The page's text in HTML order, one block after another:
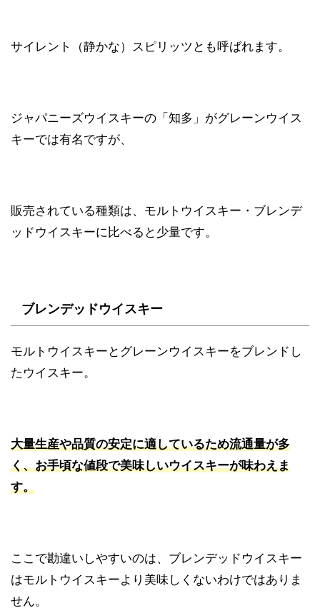
サイレント（静かな）スピリッツとも呼ばれます。
ジャパニーズウイスキーの「知多」がグレーンウイス
キーでは有名ですが、
販売されている種類は、モルトウイスキー・ブレンデ
ッドウイスキーに比べると少量です。
ブレンデッドウイスキー
モルトウイスキーとグレーンウイスキーをブレンドし
たウイスキー。
大量生産や品質の安定に適しているため流通量が多
く、お手頃な値段で美味しいウイスキーが味わえま
す。
ここで勘違いしやすいのは、ブレンデッドウイスキー
はモルトウイスキーより美味しくないわけではありま
せん。